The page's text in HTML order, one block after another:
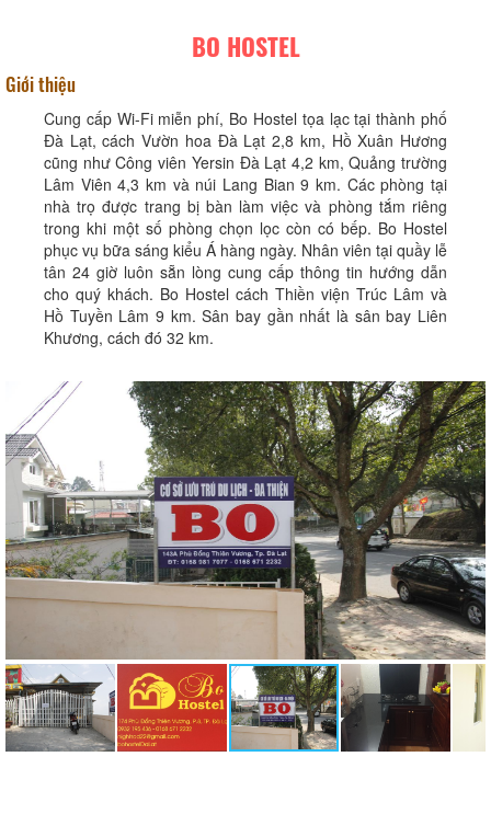
BO HOSTEL
Giới thiệu
Cung cấp Wi-Fi miễn phí, Bo Hostel tọa lạc tại thành phố
Đà Lạt, cách Vườn hoa Đà Lạt 2,8 km, Hồ Xuân Hương
cũng như Công viên Yersin Đà Lạt 4,2 km, Quảng trường
Lâm Viên 4,3 km và núi Lang Bian 9 km. Các phòng tại
nhà trọ được trang bị bàn làm việc và phòng tắm riêng
trong khi một số phòng chọn lọc còn có bếp. Bo Hostel
phục vụ bữa sáng kiểu Á hàng ngày. Nhân viên tại quầy lễ
tân 24 giờ luôn sẵn lòng cung cấp thông tin hướng dẫn
cho quý khách. Bo Hostel cách Thiền viện Trúc Lâm và
Hồ Tuyền Lâm 9 km. Sân bay gần nhất là sân bay Liên
Khương, cách đó 32 km.